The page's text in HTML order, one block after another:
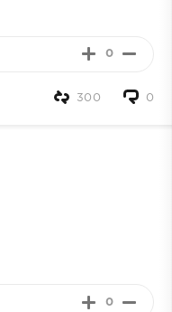
0
0
300
0